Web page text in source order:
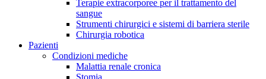
Terapie extracorporee per il trattamento del
sangue
Strumenti chirurgici e sistemi di barriera sterile
Chirurgia robotica
Pazienti
Condizioni mediche
Malattia renale cronica
Stomia